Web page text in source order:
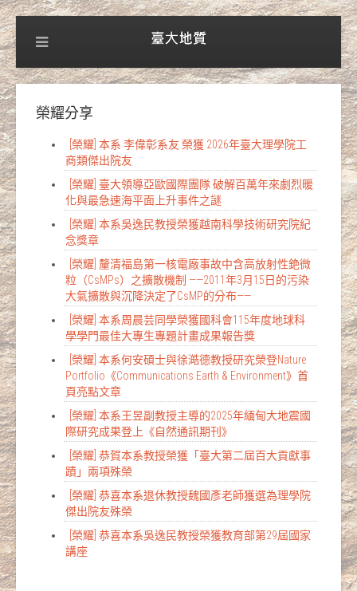
榮耀分享
[榮耀] 本系 李偉彰系友 榮獲 2026年臺大理學院工
商類傑出院友
[榮耀] 臺大領導亞歐國際團隊 破解百萬年來劇烈暖
化與最急速海平面上升事件之謎
[榮耀] 本系吳逸民教授榮獲越南科學技術研究院紀
念獎章
[榮耀] 釐清福島第一核電廠事故中含高放射性銫微
粒（CsMPs）之擴散機制 ——2011年3月15日的污染
大氣擴散與沉降決定了CsMP的分布——
[榮耀] 本系周晨芸同學榮獲國科會115年度地球科
學學門最佳大專生專題計畫成果報告獎
[榮耀] 本系何安碩士與徐澔德教授研究榮登Nature
Portfolio《Communications Earth & Environment》首
頁亮點文章
[榮耀] 本系王昱副教授主導的2025年緬甸大地震國
際研究成果登上《自然通訊期刊》
[榮耀] 恭賀本系教授榮獲「臺大第二屆百大貢獻事
蹟」兩項殊榮
[榮耀] 恭喜本系退休教授魏國彥老師獲選為理學院
傑出院友殊榮
[榮耀] 恭喜本系吳逸民教授榮獲教育部第29屆國家
講座